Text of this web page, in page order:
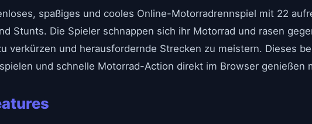
spaßiges und cooles Online-Motorradrennspiel mit 22
Stunts. Die Spieler schnappen sich ihr Motorrad und rasen
verkürzen und herausfordernde Strecken zu meistern. Dieses
und schnelle Motorrad-Action direkt im Browser genießen